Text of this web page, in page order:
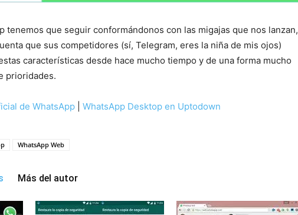
tenemos que seguir conformándonos con las migajas que nos lanzan,
que sus competidores (sí, Telegram, eres la niña de mis ojos)
características desde hace mucho tiempo y de una forma mucho
prioridades.
de WhatsApp WhatsApp Desktop en Uptodown
WhatsApp Web
Más del autor